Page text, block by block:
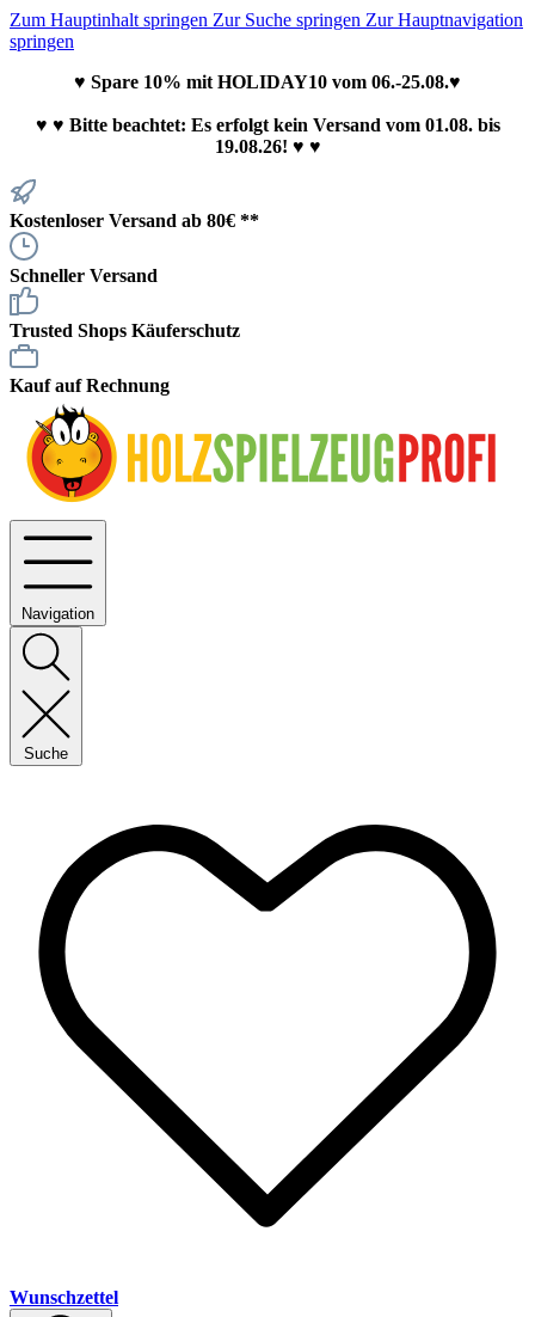
Zum Hauptinhalt springen Zur Suche springen Zur Hauptnavigation
springen
♥ Spare 10% mit HOLIDAY10 vom 06.-25.08.♥
♥ ♥ Bitte beachtet: Es erfolgt kein Versand vom 01.08. bis
19.08.26! ♥ ♥
Kostenloser Versand ab 80€ **
Schneller Versand
Trusted Shops Käuferschutz
Kauf auf Rechnung
Navigation
Suche
Wunschzettel